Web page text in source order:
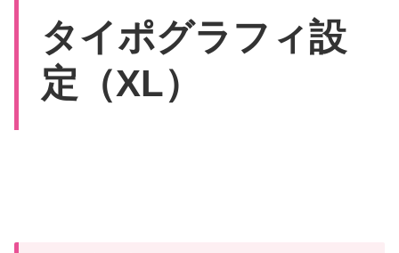
タイポグラフィ設
定（XL）